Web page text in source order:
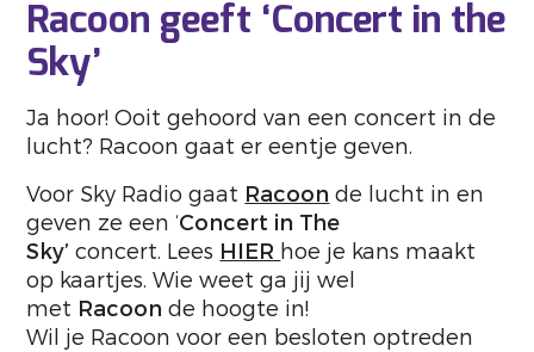
Racoon geeft ‘Concert in the
Sky’
Ja hoor! Ooit gehoord van een concert in de
lucht? Racoon gaat er eentje geven.
Voor Sky Radio gaat Racoon de lucht in en
geven ze een ‘Concert in The
Sky’concert. Lees HIER hoe je kans maakt
op kaartjes. Wie weet ga jij wel
met Racoon de hoogte in!
Wil je Racoon voor een besloten optreden